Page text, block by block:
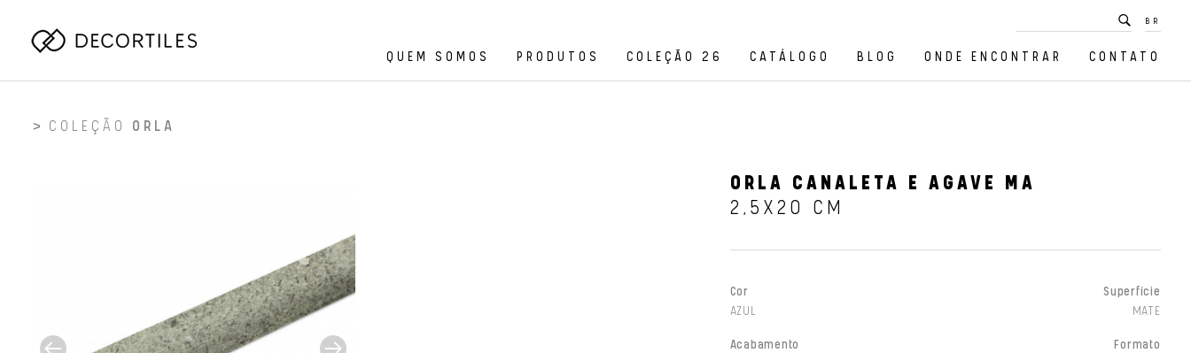
BR
QUEM SOMOS PRODUTOS COLEÇÃO 26 CATÁLOGO BLOG ONDE ENCONTRAR CONTATO
COLEÇÃO ORLA
ORLA CANALETA E AGAVE MA
2,5X20 CM
Cor
AZUL
Superfície
MATE
Acabamento
Formato